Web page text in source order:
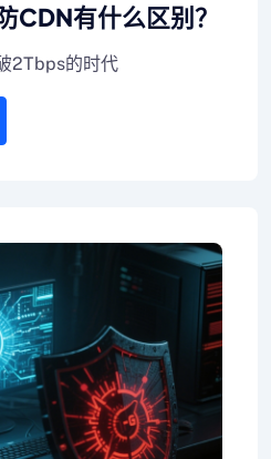
CDN有什么区别？
2Tbps的时代